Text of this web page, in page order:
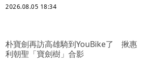
2026.08.05 18:34
朴寶劍再訪高雄騎到YouBike了 揪惠
利朝聖「寶劍樹」合影